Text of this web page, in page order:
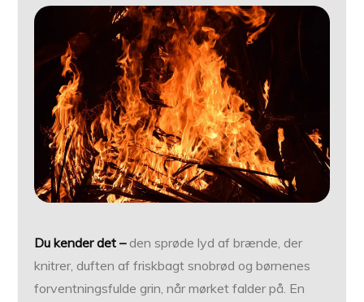
Du kender det – den sprøde lyd af brænde, der
knitrer, duften af friskbagt snobrød og børnenes
forventningsfulde grin, når mørket falder på. En